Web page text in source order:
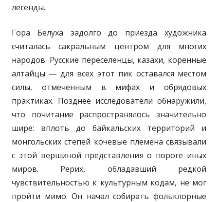
легенды.
Гора Белуха задолго до приезда художника
считалась сакральным центром для многих
народов. Русские переселенцы, казахи, коренные
алтайцы — для всех этот пик оставался местом
силы, отмеченным в мифах и обрядовых
практиках. Позднее исследователи обнаружили,
что почитание распространялось значительно
шире: вплоть до байкальских территорий и
монгольских степей кочевые племена связывали
с этой вершиной представления о пороге иных
миров. Рерих, обладавший редкой
чувствительностью к культурным кодам, не мог
пройти мимо. Он начал собирать фольклорные